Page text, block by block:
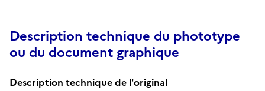
Description technique du phototype
ou du document graphique
Description technique de l'original